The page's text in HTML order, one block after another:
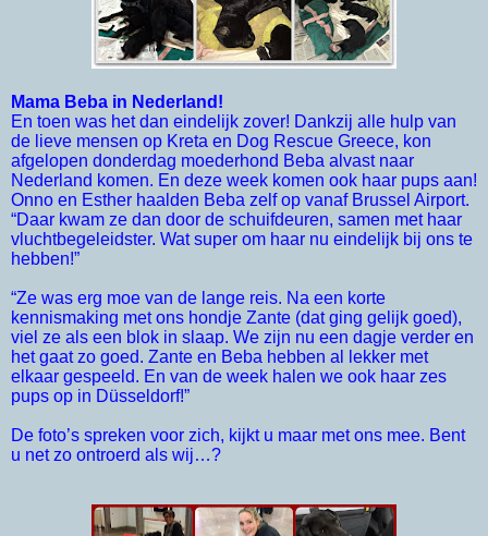
Mama Beba in Nederland!
En toen was het dan eindelijk zover! Dankzij alle hulp van
de lieve mensen op Kreta en Dog Rescue Greece, kon
afgelopen donderdag moederhond Beba alvast naar
Nederland komen. En deze week komen ook haar pups aan!
Onno en Esther haalden Beba zelf op vanaf Brussel Airport.
“Daar kwam ze dan door de schuifdeuren, samen met haar
vluchtbegeleidster. Wat super om haar nu eindelijk bij ons te
hebben!”
“Ze was erg moe van de lange reis. Na een korte
kennismaking met ons hondje Zante (dat ging gelijk goed),
viel ze als een blok in slaap. We zijn nu een dagje verder en
het gaat zo goed. Zante en Beba hebben al lekker met
elkaar gespeeld. En van de week halen we ook haar zes
pups op in Düsseldorf!”
De foto’s spreken voor zich, kijkt u maar met ons mee. Bent
u net zo ontroerd als wij…?